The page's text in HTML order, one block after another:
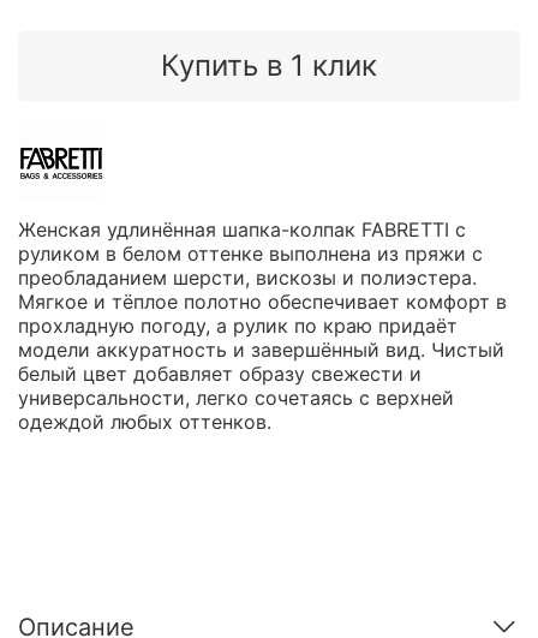
Купить в 1 клик
Женская удлинённая шапка-колпак FABRETTI с
руликом в белом оттенке выполнена из пряжи с
преобладанием шерсти, вискозы и полиэстера.
Мягкое и тёплое полотно обеспечивает комфорт в
прохладную погоду, а рулик по краю придаёт
модели аккуратность и завершённый вид. Чистый
белый цвет добавляет образу свежести и
универсальности, легко сочетаясь с верхней
одеждой любых оттенков.
Описание